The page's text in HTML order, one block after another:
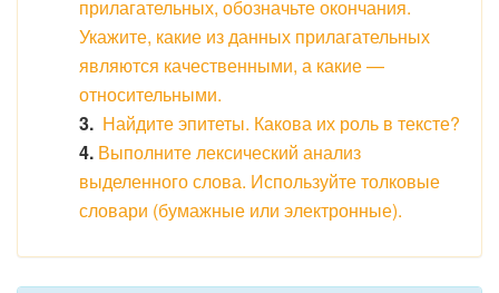
прилагательных, обозначьте окончания.
Укажите, какие из данных прилагательных
являются качественными, а какие —
относительными.
3. Найдите эпитеты. Какова их роль в тексте?
4. Выполните лексический анализ
выделенного слова. Используйте толковые
словари (бумажные или электронные).